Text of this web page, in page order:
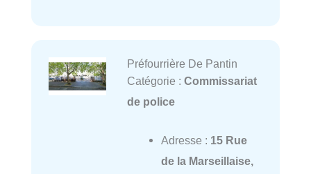
Préfourrière De Pantin
Catégorie : Commissariat
de police
Adresse : 15 Rue
de la Marseillaise,